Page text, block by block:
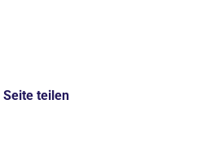
Seite teilen